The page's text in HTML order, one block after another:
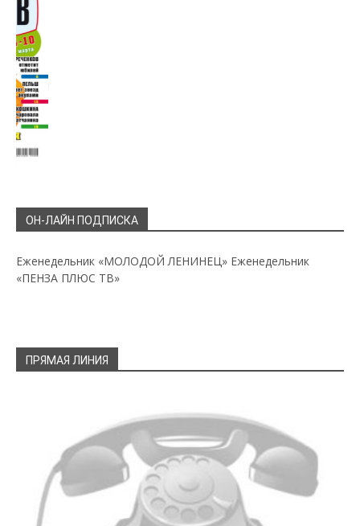
ОН-ЛАЙН ПОДПИСКА
Еженедельник «МОЛОДОЙ ЛЕНИНЕЦ» Еженедельник
«ПЕНЗА ПЛЮС ТВ»
ПРЯМАЯ ЛИНИЯ